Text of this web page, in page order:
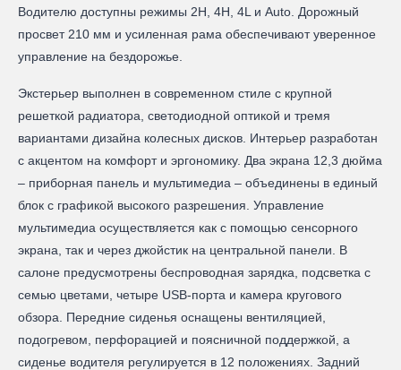
Водителю доступны режимы 2H, 4H, 4L и Auto. Дорожный
просвет 210 мм и усиленная рама обеспечивают уверенное
управление на бездорожье.
Экстерьер выполнен в современном стиле с крупной
решеткой радиатора, светодиодной оптикой и тремя
вариантами дизайна колесных дисков. Интерьер разработан
с акцентом на комфорт и эргономику. Два экрана 12,3 дюйма
– приборная панель и мультимедиа – объединены в единый
блок с графикой высокого разрешения. Управление
мультимедиа осуществляется как с помощью сенсорного
экрана, так и через джойстик на центральной панели. В
салоне предусмотрены беспроводная зарядка, подсветка с
семью цветами, четыре USB‑порта и камера кругового
обзора. Передние сиденья оснащены вентиляцией,
подогревом, перфорацией и поясничной поддержкой, а
сиденье водителя регулируется в 12 положениях. Задний